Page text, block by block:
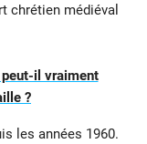
chrétien médiéval
il vraiment
?
les années 1960.